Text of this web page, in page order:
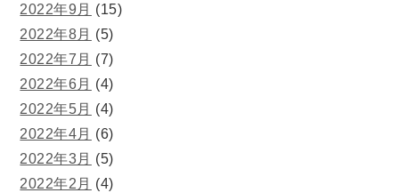
2022年9月 (15)
2022年8月 (5)
2022年7月 (7)
2022年6月 (4)
2022年5月 (4)
2022年4月 (6)
2022年3月 (5)
2022年2月 (4)